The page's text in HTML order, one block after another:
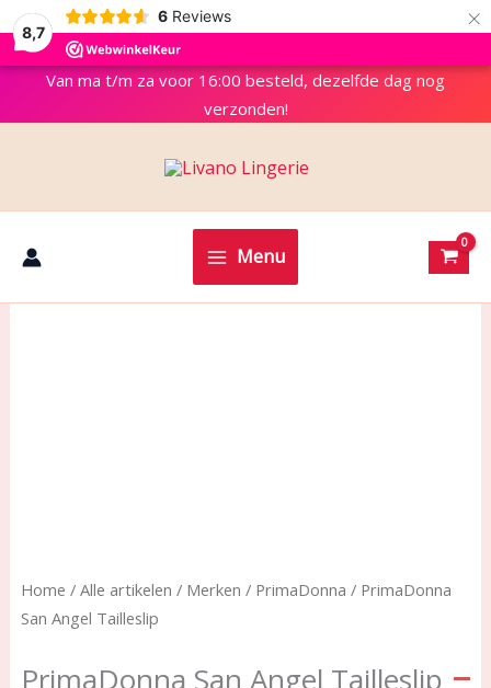
8,7
6 Reviews ×
Van ma t/m za voor 16:00 besteld, dezelfde dag nog
verzonden!
Menu
Home / Alle artikelen / Merken / PrimaDonna / PrimaDonna
San Angel Tailleslip
PrimaDonna San Angel Tailleslip